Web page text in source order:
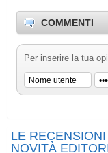
COMMENTI
Per inserire la tua
LE
NOVITÀ